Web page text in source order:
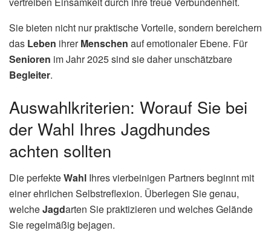
Sie bieten nicht nur praktische Vorteile, sondern bereichern
das Leben ihrerMenschen auf emotionaler Ebene. Für
Senioren im Jahr 2025 sind sie daher unschätzbare
Begleiter.
Auswahlkriterien: Worauf Sie bei
der Wahl Ihres Jagdhundes
achten sollten
Die perfekteWahl Ihres vierbeinigen Partners beginnt mit
einer ehrlichen Selbstreflexion. Überlegen Sie genau,
welcheJagdarten Sie praktizieren und welches Gelände
Sie regelmäßig bejagen.